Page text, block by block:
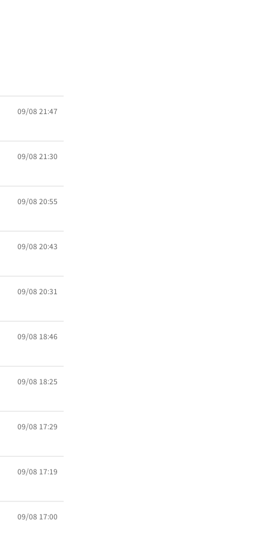
09/08 21:47
09/08 21:30
09/08 20:55
09/08 20:43
09/08 20:31
09/08 18:46
09/08 18:25
09/08 17:29
09/08 17:19
09/08 17:00